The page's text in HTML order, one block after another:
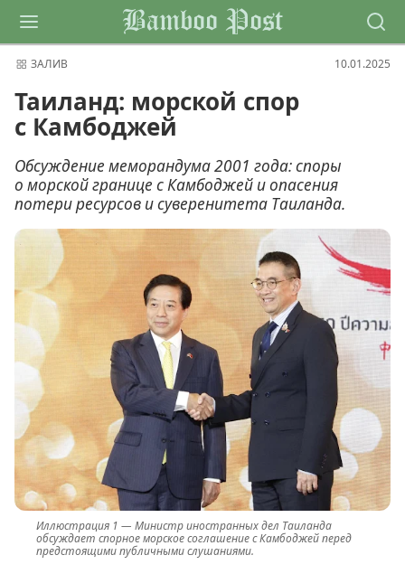
Bamboo Post
ЗАЛИВ 10.01.2025
Таиланд: морской спор
с Камбоджей
Обсуждение меморандума 2001 года: споры
о морской границе с Камбоджей и опасения
потери ресурсов и суверенитета Таиланда.
Министр иностранных дел Таиланда
обсуждает спорное морское соглашение с Камбоджей перед
предстоящими публичными слушаниями.